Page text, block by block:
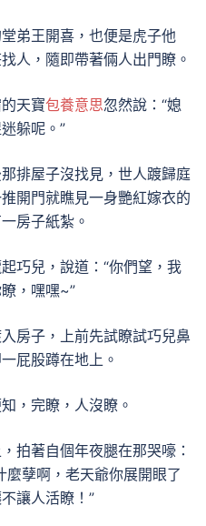
王開喜，也便是虎子他
人，隨即帶著倆人出門瞭。
天寶包養意思忽然說：“媳
躲呢。”
屋子沒找見，世人踱歸庭
開門就瞧見一身艷紅嫁衣的
房子紙紮。
兒，說道：“你們望，我
，嘿嘿~”
子，上前先試瞭試巧兒鼻
屁股蹲在地上。
完瞭，人沒瞭。
著自個年夜腿在那哭嚎：
麼孽啊，老天爺你展開眼了
讓人活瞭！”